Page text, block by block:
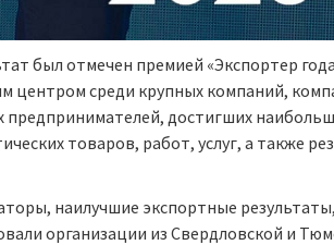
был отмечен премией «Экспортер
центром среди крупных компаний,
достигших
товаров, работ, услуг, а также
наилучшие экспортные
организации из Свердловской и